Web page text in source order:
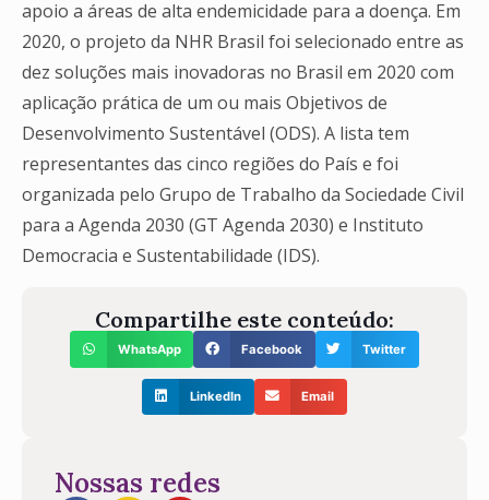
apoio a áreas de alta endemicidade para a doença. Em
2020, o projeto da NHR Brasil foi selecionado entre as
dez soluções mais inovadoras no Brasil em 2020 com
aplicação prática de um ou mais Objetivos de
Desenvolvimento Sustentável (ODS). A lista tem
representantes das cinco regiões do País e foi
organizada pelo Grupo de Trabalho da Sociedade Civil
para a Agenda 2030 (GT Agenda 2030) e Instituto
Democracia e Sustentabilidade (IDS).
Compartilhe este conteúdo:
WhatsApp Facebook Twitter
LinkedIn Email
Nossas redes